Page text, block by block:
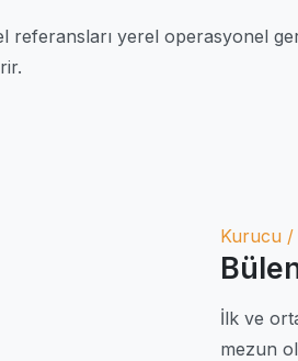
referansları yerel operasyonel
Kurucu /
İlk ve
mezun